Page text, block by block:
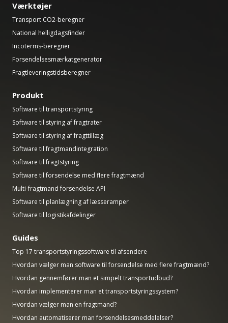
Værktøjer
Transport CO2-beregner
National helligdagsfinder
Incoterms-beregner
Forsendelsesmærkatgenerator
Fragtleveringstidsberegner
Produkt
Software til transportstyring
Software til styring af fragtrater
Software til styring af fragttillæg
Software til fragtmandintegration
Software til fragtstyring
Software til forsendelse med flere fragtmænd
Multi-fragtmand forsendelse API
Software til planlægning af læsseramper
Software til logistikafdelinger
Guides
Top 17 transportstyringssoftware til afsendere
Hvordan vælger man software til forsendelse med flere fragtmænd?
Hvordan gennemfører man et simpelt transportudbud?
Hvordan implementerer man et transportstyringssystem?
Hvordan vælger man en fragtmand?
Hvordan automatiserer man forsendelsesmeddelelser?